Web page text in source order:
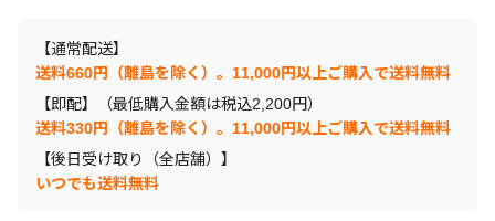
【通常配送】
送料660円（離島を除く）。11,000円以上ご購入で送料無料
【即配】（最低購入金額は税込2,200円）
送料330円（離島を除く）。11,000円以上ご購入で送料無料
【後日受け取り（全店舗）】
いつでも送料無料